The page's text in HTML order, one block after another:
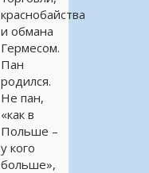
краснобайства
и обмана
Гермесом.
Пан
родился.
Не пан,
«как в
Польше –
у кого
больше»,